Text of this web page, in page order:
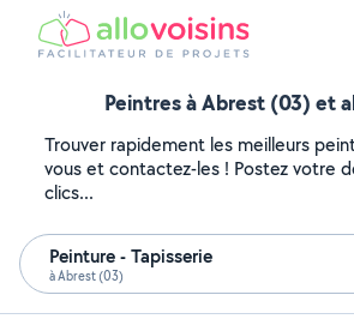
Peintres à Abrest (03) et
Trouver rapidement les meilleurs
vous et contactez-les ! Postez votre
clics...
Peinture - Tapisserie
à Abrest (03)